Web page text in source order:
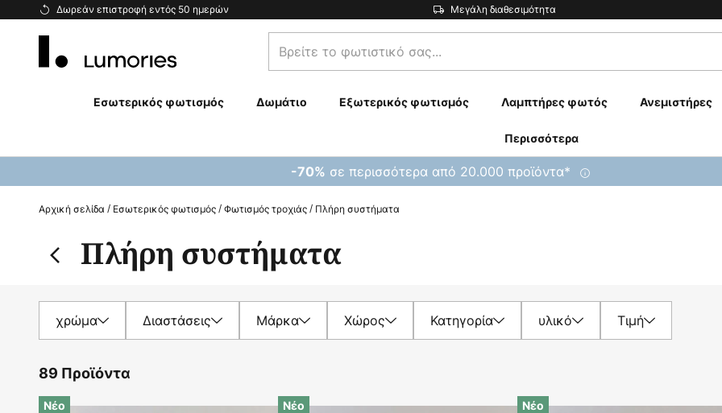
Δωρεάν επιστροφή εντός 50 ημερών Μεγάλη διαθεσιμότητα
Μετάβαση
Βρείτε
το
σας...
Εσωτερικός φωτισμός Δωμάτιο Εξωτερικός φωτισμός Λαμπτήρες φωτός Ανεμιστήρες
Περισσότερα
-70% σε περισσότερα από 20.000 προϊόντα*
Αρχική σελίδα Εσωτερικός φωτισμός Φωτισμός τροχιάς Πλήρη συστήματα
Πλήρη συστήματα
χρώμα Διαστάσεις Μάρκα Χώρος Κατηγορία υλικό Τιμή
89 Προϊόντα
Νέο Νέο Νέο